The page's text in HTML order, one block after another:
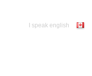
I speak english